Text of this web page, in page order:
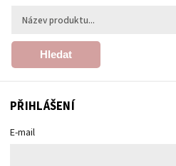
Hledat
PŘIHLÁŠENÍ
E-mail